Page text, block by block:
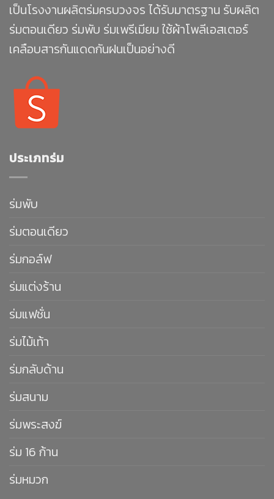
เป็นโรงงานผลิตร่มครบวงจร ได้รับมาตรฐาน รับผลิต
ร่มตอนเดียว ร่มพับ ร่มเพรีเมียม ใช้ผ้าโพลีเอสเตอร์
เคลือบสารกันแดดกันฝนเป็นอย่างดี
ประเภทร่ม
ร่มพับ
ร่มตอนเดียว
ร่มกอล์ฟ
ร่มแต่งร้าน
ร่มแฟชั่น
ร่มไม้เท้า
ร่มกลับด้าน
ร่มสนาม
ร่มพระสงฆ์
ร่ม 16 ก้าน
ร่มหมวก